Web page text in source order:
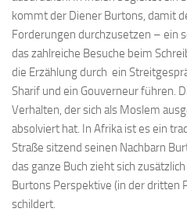
kommt der Diener Burtons, damit
Forderungen durchzusetzen – ein
das zahlreiche Besuche beim
die Erzählung durch ein
Sharif und ein Gouverneur führen.
Verhalten, der sich als Moslem
absolviert hat. In Afrika ist es ein
Straße sitzend seinen Nachbarn
das ganze Buch zieht sich
Burtons Perspektive (in der dritten
schildert.